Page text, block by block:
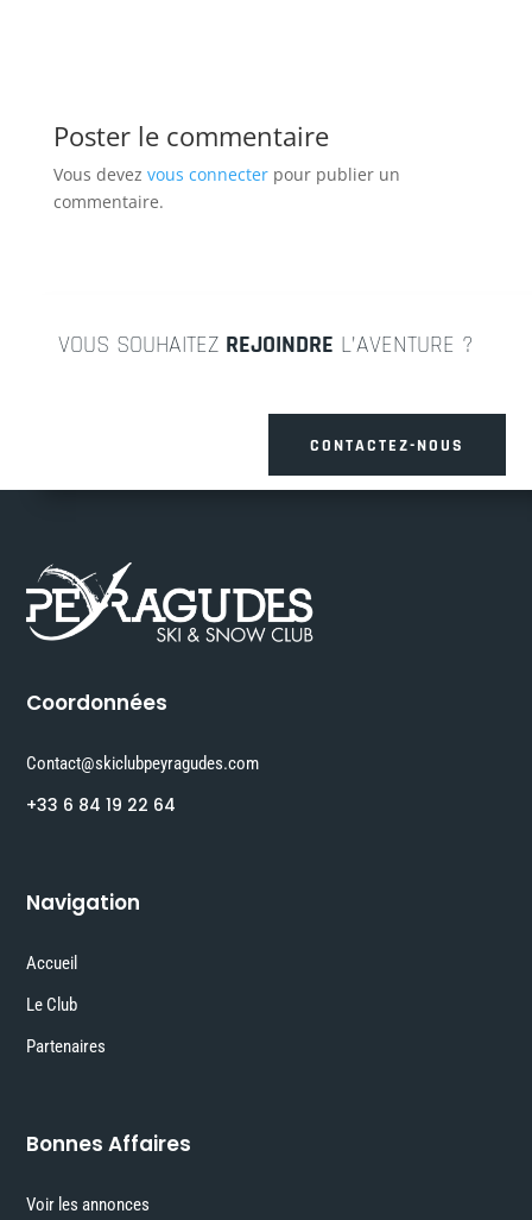
Poster le commentaire
Vous devez vous connecterpour publier un
commentaire.
VOUS SOUHAITEZ REJOINDRE L’AVENTURE ?
CONTACTEZ-NOUS
Coordonnées
Contact@skiclubpeyragudes.com
+33 6 84 19 22 64
Navigation
Accueil
Le Club
Partenaires
Bonnes Affaires
Voir les annonces